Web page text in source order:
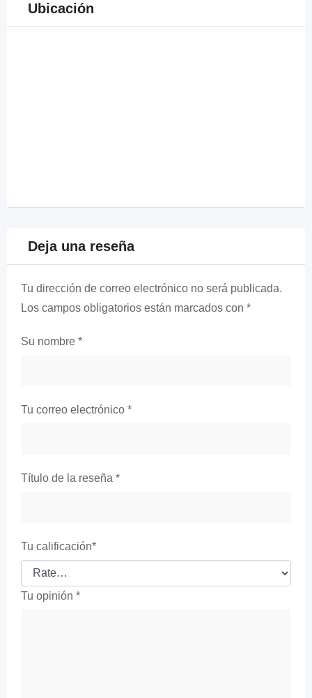
Ubicación
Deja una reseña
Tu dirección de correo electrónico no será publicada.
Los campos obligatorios están marcados con *
Su nombre *
Tu correo electrónico *
Título de la reseña *
Tu calificación*
Tu opinión *